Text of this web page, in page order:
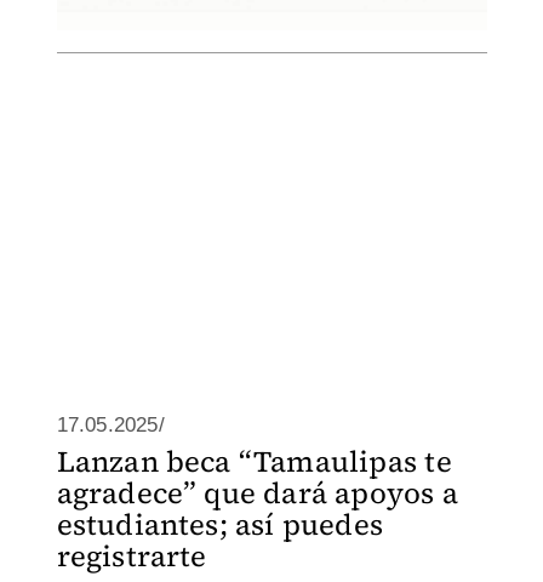
17.05.2025/
Lanzan beca “Tamaulipas te
agradece” que dará apoyos a
estudiantes; así puedes
registrarte